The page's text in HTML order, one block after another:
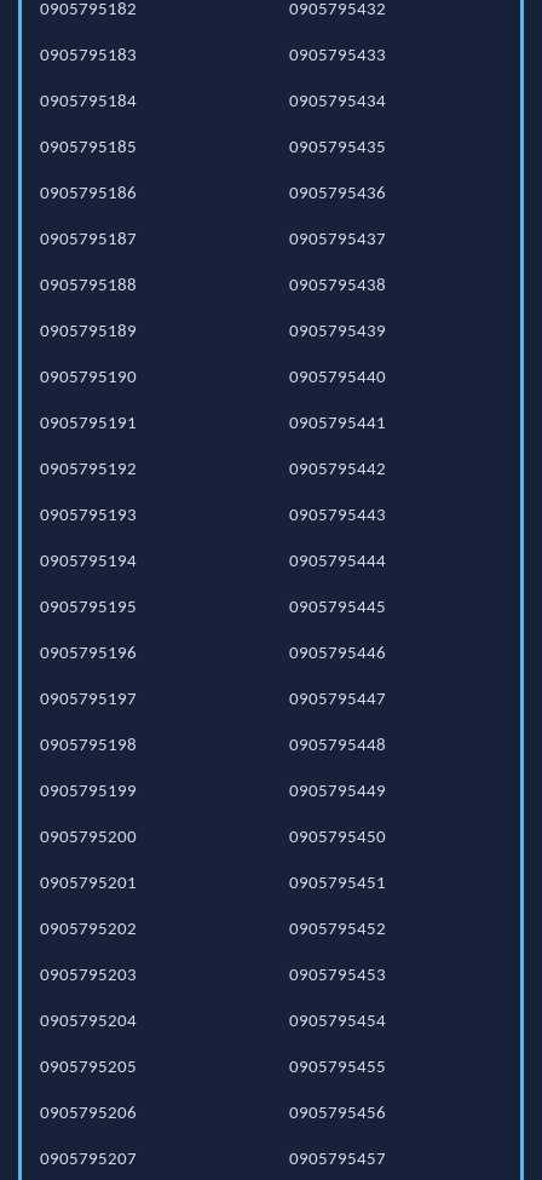
0905795182
0905795183
0905795184
0905795185
0905795186
0905795187
0905795188
0905795189
0905795190
0905795191
0905795192
0905795193
0905795194
0905795195
0905795196
0905795197
0905795198
0905795199
0905795200
0905795201
0905795202
0905795203
0905795204
0905795205
0905795206
0905795207
0905795432
0905795433
0905795434
0905795435
0905795436
0905795437
0905795438
0905795439
0905795440
0905795441
0905795442
0905795443
0905795444
0905795445
0905795446
0905795447
0905795448
0905795449
0905795450
0905795451
0905795452
0905795453
0905795454
0905795455
0905795456
0905795457